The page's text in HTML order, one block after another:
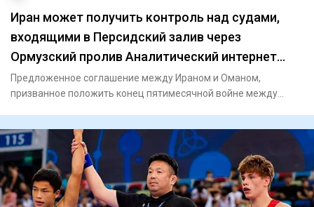
Иран может получить контроль над судами,
входящими в Персидский залив через
Ормузский пролив Аналитический интернет
журнал Власть
Предложенное соглашение между Ираном и Оманом,
призванное положить конец пятимесячной войне между